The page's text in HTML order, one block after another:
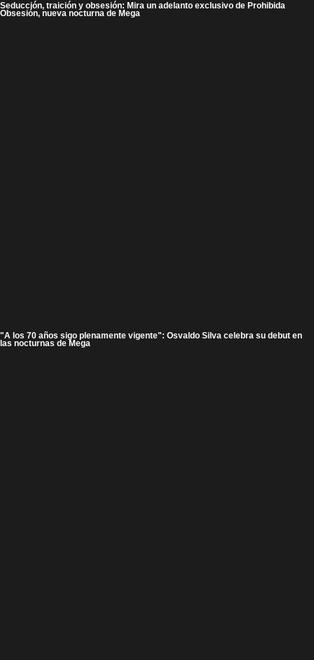
Seducción, traición y obsesión: Mira un adelanto exclusivo de Prohibida
Obsesión, nueva nocturna de Mega
"A los 70 años sigo plenamente vigente": Osvaldo Silva celebra su debut en
las nocturnas de Mega